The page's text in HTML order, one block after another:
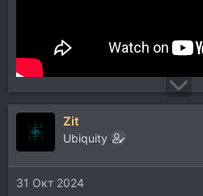
Zit
Ubiquity
31 Окт 2024